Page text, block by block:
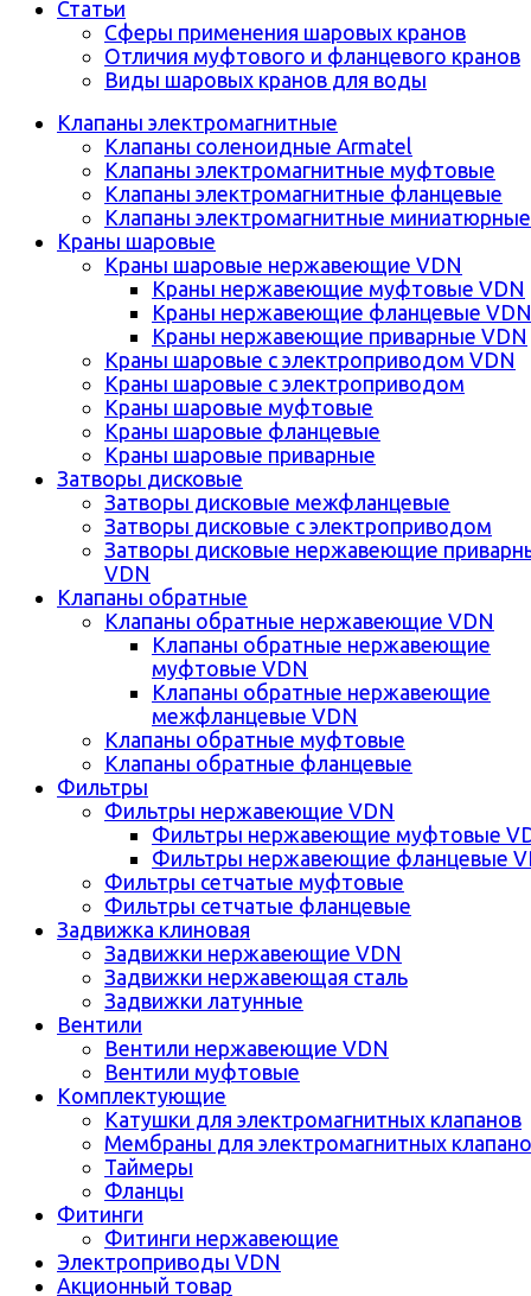
Статьи
Сферы применения шаровых кранов
Отличия муфтового и фланцевого кранов
Виды шаровых кранов для воды
Клапаны электромагнитные
Клапаны соленоидные Armatel
Клапаны электромагнитные муфтовые
Клапаны электромагнитные фланцевые
Клапаны электромагнитные миниатюрные
Краны шаровые
Краны шаровые нержавеющие VDN
Краны нержавеющие муфтовые VDN
Краны нержавеющие фланцевые VDN
Краны нержавеющие приварные VDN
Краны шаровые с электроприводом VDN
Краны шаровые с электроприводом
Краны шаровые муфтовые
Краны шаровые фланцевые
Краны шаровые приварные
Затворы дисковые
Затворы дисковые межфланцевые
Затворы дисковые с электроприводом
Затворы дисковые нержавеющие
VDN
Клапаны обратные
Клапаны обратные нержавеющие VDN
Клапаны обратные нержавеющие
муфтовые VDN
Клапаны обратные нержавеющие
межфланцевые VDN
Клапаны обратные муфтовые
Клапаны обратные фланцевые
Фильтры
Фильтры нержавеющие VDN
Фильтры нержавеющие муфтовые
Фильтры нержавеющие фланцевые
Фильтры сетчатые муфтовые
Фильтры сетчатые фланцевые
Задвижка клиновая
Задвижки нержавеющие VDN
Задвижки нержавеющая сталь
Задвижки латунные
Вентили
Вентили нержавеющие VDN
Вентили муфтовые
Комплектующие
Катушки для электромагнитных клапанов
Мембраны для электромагнитных
Таймеры
Фланцы
Фитинги
Фитинги нержавеющие
Электроприводы VDN
Акционный товар